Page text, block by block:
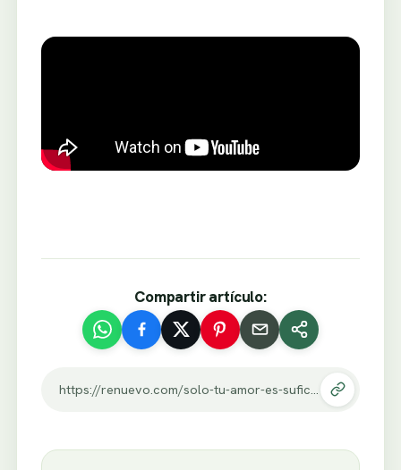
Compartir artículo:
https://renuevo.com/solo-tu-amor-es-suficiente.html